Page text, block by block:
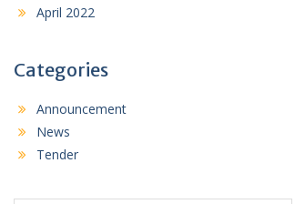
April 2022
Categories
Announcement
News
Tender